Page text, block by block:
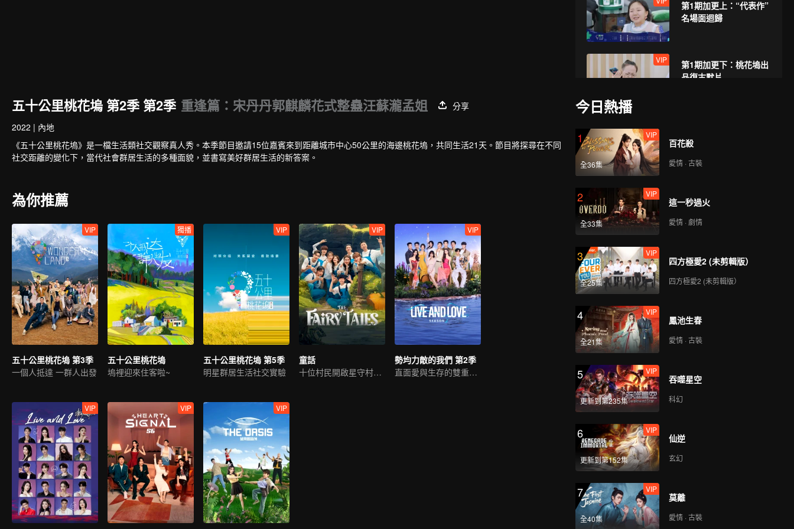
第1期加更上：“代表作”
名場面迴歸
VIP
第1期加更下：桃花塢出
品復古默片
聯歡會唱流星雨
道明寺演的好
VIP
演劉畊宏版《流星雨》
VIP
《盛夏的果實》眾人皆
誇
塢民挑戰海上睡覺
VIP
丹丹精髓拿捏到位
VIP
蓋失敗孟子義空心入網
五十公里桃花塢 第2季 第2季 重逢篇：宋丹丹郭麒麟花式整蠱汪蘇瀧孟姐
分享
2022 | 內地
《五十公里桃花塢》是一檔生活類社交觀察真人秀。本季節目邀請15位嘉賓來到距離城市中心50公里的海邊桃花塢，共同生活21天。節目將探尋在不同
社交距離的變化下，當代社會群居生活的多種面貌，並書寫美好群居生活的新答案。
為你推薦
VIP
五十公里桃花塢 第3季
一個人抵達 一群人出發
獨播
五十公里桃花塢
塢裡迎來住客啦~
VIP
五十公里桃花塢 第5季
明星群居生活社交實驗
VIP
童話
十位村民開啟星守村之旅
VIP
勢均力敵的我們 第2季
直面愛與生存的雙重挑戰
VIP VIP VIP
今日熱播
1
全36集
VIP
百花殺
愛情 · 古裝
2
全33集
VIP
這一秒過火
愛情 · 劇情
3
全25集
VIP
四方極愛2 (未剪輯版）
四方極愛2 (未剪輯版）
4
全21集
VIP
鳳池生春
愛情 · 古裝
5
更新到第235集
VIP
吞噬星空
科幻
6
更新到第152集
VIP
仙逆
玄幻
7
全40集
VIP
莫離
愛情 · 古裝